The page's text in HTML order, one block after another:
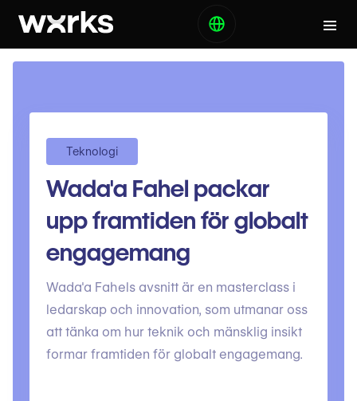
Teknologi
Wada'a Fahel packar
upp framtiden för globalt
engagemang
Wada'a Fahels avsnitt är en masterclass i
ledarskap och innovation, som utmanar oss
att tänka om hur teknik och mänsklig insikt
formar framtiden för globalt engagemang.